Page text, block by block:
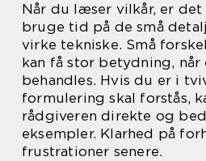
Når du læser vilkår, er
bruge tid på de små
virke tekniske. Små
kan få stor betydning, når
behandles. Hvis du er i
formulering skal forstås,
rådgiveren direkte og
eksempler. Klarhed på
frustrationer senere.